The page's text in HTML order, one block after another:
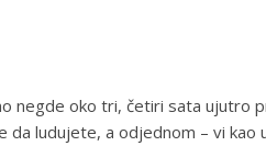
negde oko tri, četiri sata ujutro
ludujete, a odjednom – vi kao